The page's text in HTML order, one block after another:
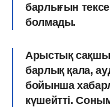
барлығын
болмады.
Арыстық
барлық қала,
бойынша
күшейтті.